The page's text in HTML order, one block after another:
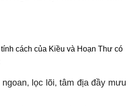
cách của Kiều và Hoạn Thư có
lọc lõi, tâm địa đầy mưu